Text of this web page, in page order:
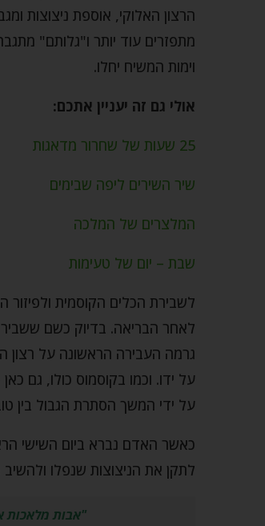
הרצון האלוקי, אוספת ניצוצות
מתפזרים עוד יותר ו"גלותם"
וימות המשיח יחלו.
אולי גם זה יעניין אתכם:
25 שעות של שחרור מדאגות
שיר השירים ליפה שבימים
המלצרים של המלכה
שבת – יום של טעימות
לשבירת הכלים הקוסמית
לאחר הבריאה. בדיוק כשם
גרמה העבירה הראשונה על רצון
על ידו. וכמו בקוסמוס כולו, גם
על ידי המשך הסתרת הגבול בין
כאשר האדם נברא ביום השישי
לתקן את הניצוצות שנפלו
"אבות מלאכות ארבעים חסר אחת